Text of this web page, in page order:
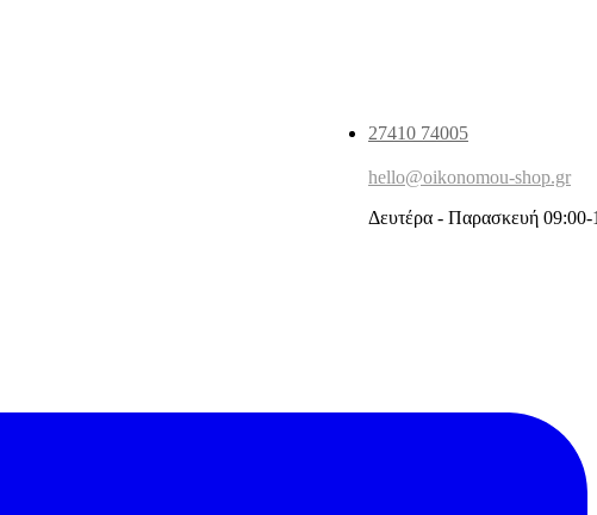
27410 74005
hello@oikonomou-shop.gr
Δευτέρα - Παρασκευή 09:00-